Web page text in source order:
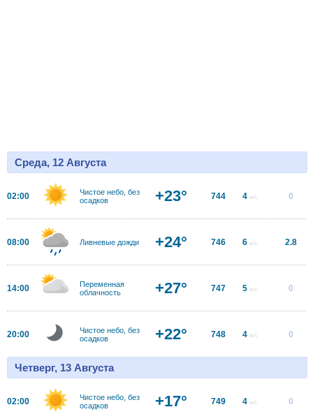
Среда, 12 Августа
02:00
Чистое небо, без
осадков
+23° 744 4 м/с 0
08:00 Ливневые дожди +24° 746 6 м/с 2.8
14:00
Переменная
облачность
+27° 747 5 м/с 0
20:00
Чистое небо, без
осадков
+22° 748 4 м/с 0
Четверг, 13 Августа
02:00
Чистое небо, без
осадков
+17° 749 4 м/с 0